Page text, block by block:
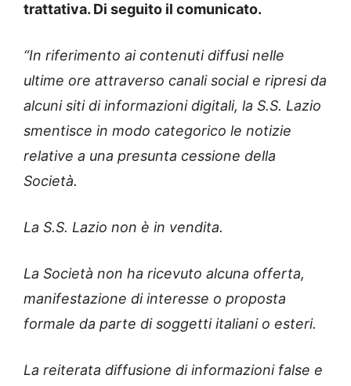
trattativa. Di seguito il comunicato.
“In riferimento ai contenuti diffusi nelle
ultime ore attraverso canali social e ripresi da
alcuni siti di informazioni digitali, la S.S. Lazio
smentisce in modo categorico le notizie
relative a una presunta cessione della
Società.
La S.S. Lazio non è in vendita.
La Società non ha ricevuto alcuna offerta,
manifestazione di interesse o proposta
formale da parte di soggetti italiani o esteri.
La reiterata diffusione di informazioni false e